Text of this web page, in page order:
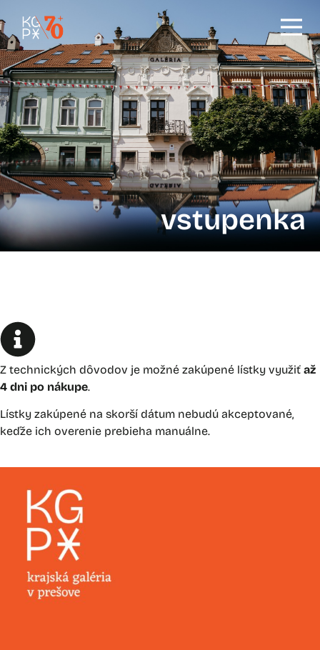
vstupenka
Z technických dôvodov je možné zakúpené lístky využiť až
4 dni po nákupe.
Lístky zakúpené na skorší dátum nebudú akceptované,
keďže ich overenie prebieha manuálne.